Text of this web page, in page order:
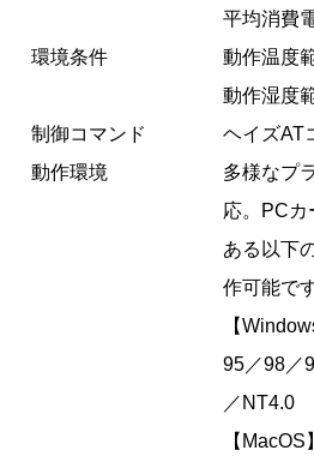
平均消費
環境条件
動作温度
動作湿度
制御コマンド
ヘイズAT
動作環境
多様なプ
応。PCカ
ある以下
作可能です
【
95／98／
／NT4.0
【MacOS】